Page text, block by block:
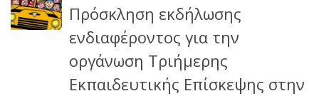
Πρόσκληση εκδήλωσης
ενδιαφέροντος για την
οργάνωση Τριήμερης
Εκπαιδευτικής Επίσκεψης στην